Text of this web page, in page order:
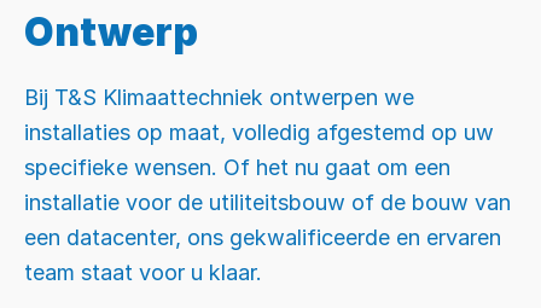
Ontwerp
Bij T&S Klimaattechniek ontwerpen we
installaties op maat, volledig afgestemd op uw
specifieke wensen. Of het nu gaat om een
installatie voor de utiliteitsbouw of de bouw van
een datacenter, ons gekwalificeerde en ervaren
team staat voor u klaar.